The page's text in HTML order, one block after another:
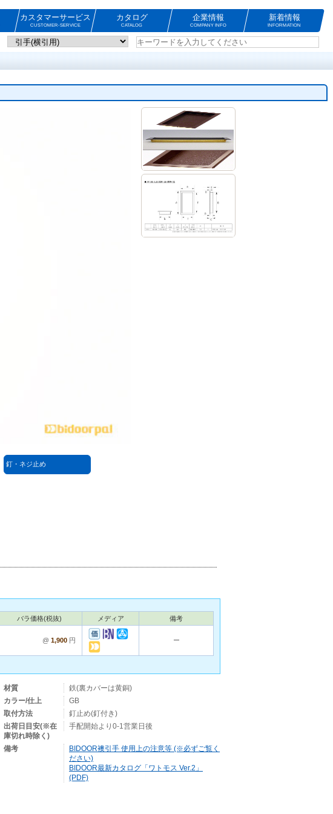
カスタマーサービス
CUSTOMER-SERVICE
カタログ
CATALOG
企業情報
COMPANY INFO
新着情報
INFORMATION
釘・ネジ止め
バラ価格(税抜) メディア 備考
@ 1,900 円 ー
材質
鉄(裏カバーは黄銅)
カラー/仕上
GB
取付方法
釘止め(釘付き)
出荷日目安(※在
庫切れ時除く)
手配開始より0-1営業日後
備考
BIDOOR襖引手 使用上の注意等 (※必ずご覧く
ださい)
BIDOOR最新カタログ「ワトモス Ver.2」
(PDF)